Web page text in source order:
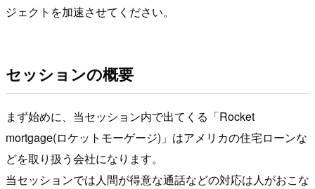
ジェクトを加速させてください。
セッションの概要
まず始めに、当セッション内で出てくる「Rocket
mortgage(ロケットモーゲージ)」はアメリカの住宅ローンな
どを取り扱う会社になります。
当セッションでは人間が得意な通話などの対応は人がおこな